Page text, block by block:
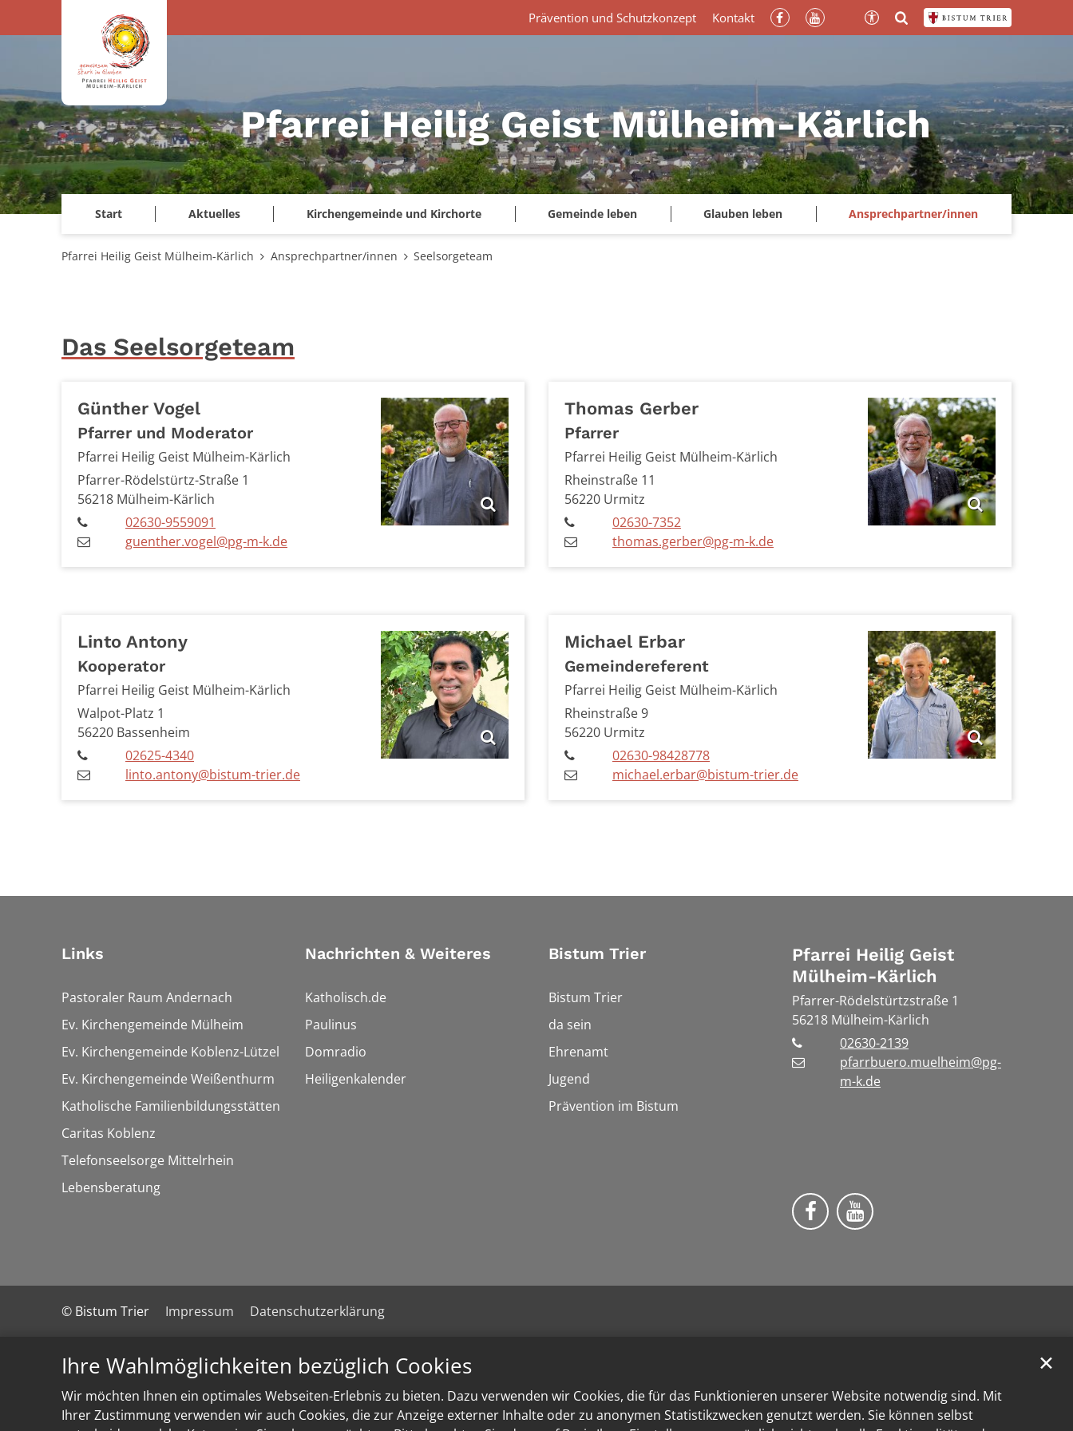
Ihre Wahlmöglichkeiten bezüglich Cookies
Wir möchten Ihnen ein optimales Webseiten-Erlebnis zu bieten. Dazu verwenden wir Cookies, die für das Funktionieren unserer Website notwendig sind. Mit
Ihrer Zustimmung verwenden wir auch Cookies, die zur Anzeige externer Inhalte oder zu anonymen Statistikzwecken genutzt werden. Sie können selbst
✕
Pfarrei Heilig Geist Mülheim-Kärlich
Start Aktuelles Kirchengemeinde und Kirchorte Gemeinde leben Glauben leben Ansprechpartner/innen
Prävention und Schutzkonzept Kontakt
Pfarrei Heilig Geist Mülheim-Kärlich Ansprechpartner/innen Seelsorgeteam
Das Seelsorgeteam
Günther Vogel
Pfarrer und Moderator
Pfarrei Heilig Geist Mülheim-Kärlich
Pfarrer-Rödelstürtz-Straße 1
56218 Mülheim-Kärlich
02630-9559091
guenther.vogel@pg-m-k.de
Thomas Gerber
Pfarrer
Pfarrei Heilig Geist Mülheim-Kärlich
Rheinstraße 11
56220 Urmitz
02630-7352
thomas.gerber@pg-m-k.de
Linto Antony
Kooperator
Pfarrei Heilig Geist Mülheim-Kärlich
Walpot-Platz 1
56220 Bassenheim
02625-4340
linto.antony@bistum-trier.de
Michael Erbar
Gemeindereferent
Pfarrei Heilig Geist Mülheim-Kärlich
Rheinstraße 9
56220 Urmitz
02630-98428778
michael.erbar@bistum-trier.de
Links
Pastoraler Raum Andernach
Ev. Kirchengemeinde Mülheim
Ev. Kirchengemeinde Koblenz-Lützel
Ev. Kirchengemeinde Weißenthurm
Katholische Familienbildungsstätten
Caritas Koblenz
Telefonseelsorge Mittelrhein
Lebensberatung
Nachrichten & Weiteres
Katholisch.de
Paulinus
Domradio
Heiligenkalender
Bistum Trier
Bistum Trier
da sein
Ehrenamt
Jugend
Prävention im Bistum
Pfarrei Heilig Geist
Mülheim-Kärlich
Pfarrer-Rödelstürtzstraße 1
56218 Mülheim-Kärlich
02630-2139
pfarrbuero.muelheim@pg-
m-k.de
Wir auf Facebook
Wir auf YouTube
© Bistum Trier Impressum Datenschutzerklärung